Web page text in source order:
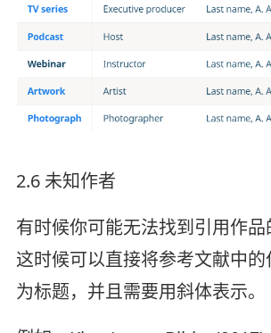
2.6 未知作者
有时候你可能无法找到引用作
这时候可以直接将参考文献中
为标题，并且需要用斜体表示。